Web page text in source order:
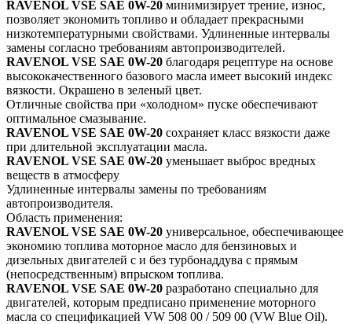
RAVENOL VSE SAE 0W-20 минимизирует трение, износ,
позволяет экономить топливо и обладает прекрасными
низкотемпературными свойствами. Удлиненные интервалы
замены согласно требованиям автопроизводителей.
RAVENOL VSE SAE 0W-20 благодаря рецептуре на основе
высококачественного базового масла имеет высокий индекс
вязкости. Окрашено в зеленый цвет.
Отличные свойства при «холодном» пуске обеспечивают
оптимальное смазывание.
RAVENOL VSE SAE 0W-20 сохраняет класс вязкости даже
при длительной эксплуатации масла.
RAVENOL VSE SAE 0W-20 уменьшает выброс вредных
веществ в атмосферу
Удлиненные интервалы замены по требованиям
автопроизводителя.
Область применения:
RAVENOL VSE SAE 0W-20 универсальное, обеспечивающее
экономию топлива моторное масло для бензиновых и
дизельных двигателей с и без турбонаддува с прямым
(непосредственным) впрыском топлива.
RAVENOL VSE SAE 0W-20 разработано специально для
двигателей, которым предписано применение моторного
масла со спецификацией VW 508 00 / 509 00 (VW Blue Oil).